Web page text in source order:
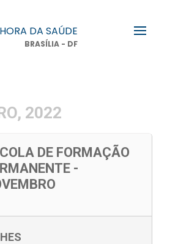
DA SAÚDE
BRASÍLIA - DF
2022
DE FORMAÇÃO
-